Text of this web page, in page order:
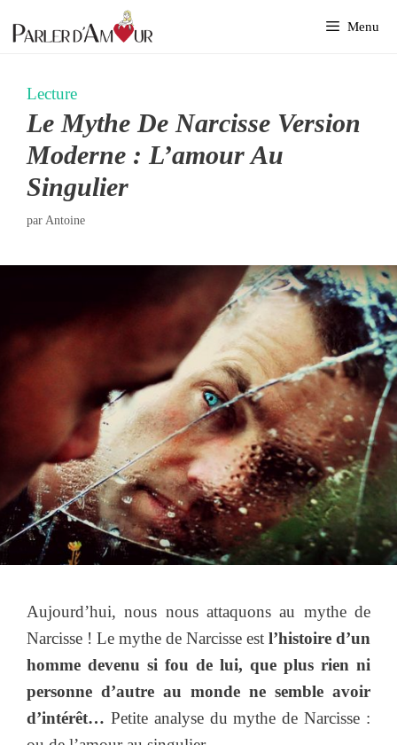
au
Menu
Lecture
Le Mythe De Narcisse Version
Moderne : L’amour Au
Singulier
par Antoine
Aujourd’hui, nous nous attaquons au mythe de
Narcisse ! Le mythe de Narcisse est l’histoire d’un
homme devenu si fou de lui, que plus rien ni
personne d’autre au monde ne semble avoir
d’intérêt… Petite analyse du mythe de Narcisse :